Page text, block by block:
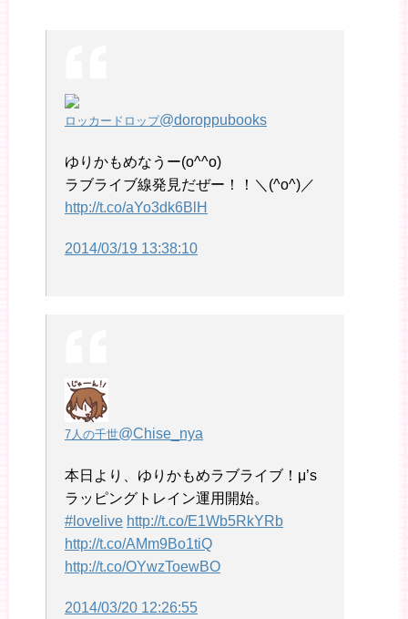
ロッカードロップ@doroppubooks
ゆりかもめなうー(o^^o)
ラブライブ線発見だぜー！！＼(^o^)／
http://t.co/aYo3dk6BlH
2014/03/19 13:38:10
7人の千世@Chise_nya
本日より、ゆりかもめラブライブ！μ’s
ラッピングトレイン運用開始。
#lovelive http://t.co/E1Wb5RkYRb
http://t.co/AMm9Bo1tiQ
http://t.co/OYwzToewBO
2014/03/20 12:26:55